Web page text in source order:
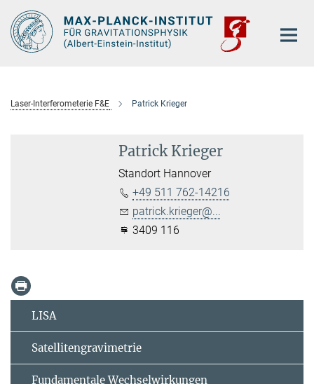
Hauptinhalt
Laser-Interferometerie F&E Patrick Krieger
Patrick Krieger
Standort Hannover
+49 511 762-14216
patrick.krieger@...
3409 116
LISA
Satellitengravimetrie
Fundamentale Wechselwirkungen